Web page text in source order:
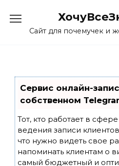
contentСайт для почемучек и
Сервис онлайн-
собственном
Тот, кто работает в
ведения записи
что нужно видеть свое
напоминать клиентам о
самый бюджетный и